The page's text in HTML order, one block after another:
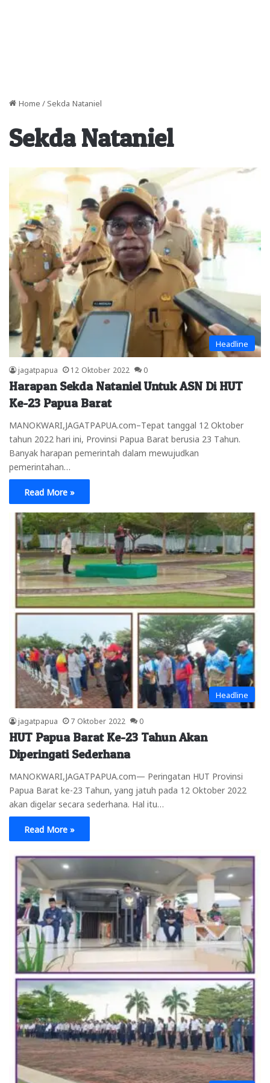
Home / Sekda Nataniel
Sekda Nataniel
Headline
jagatpapua 12 Oktober 2022 0
Harapan Sekda Nataniel Untuk ASN Di HUT
Ke-23 Papua Barat
MANOKWARI,JAGATPAPUA.com–Tepat tanggal 12 Oktober
tahun 2022 hari ini, Provinsi Papua Barat berusia 23 Tahun.
Banyak harapan pemerintah dalam mewujudkan
pemerintahan…
Read More »
Headline
jagatpapua 7 Oktober 2022 0
HUT Papua Barat Ke-23 Tahun Akan
Diperingati Sederhana
MANOKWARI,JAGATPAPUA.com— Peringatan HUT Provinsi
Papua Barat ke-23 Tahun, yang jatuh pada 12 Oktober 2022
akan digelar secara sederhana. Hal itu…
Read More »